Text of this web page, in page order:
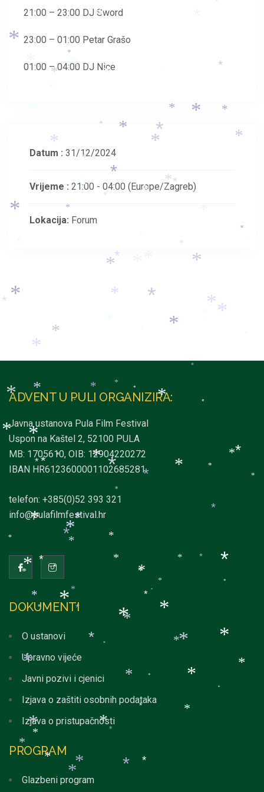
21:00 – 23:00 DJ Sword
23:00 – 01:00 Petar Grašo
01:00 – 04:00 DJ Nice
Datum : 31/12/2024
Vrijeme : 21:00 - 04:00 (Europe/Zagreb)
Lokacija: Forum
ADVENT U PULI ORGANIZIRA:
Javna ustanova Pula Film Festival
Uspon na Kaštel 2, 52100 PULA
MB: 1705610, OIB: 12904220272
IBAN HR6123600001102685281
telefon: +385(0)52 393 321
info@pulafilmfestival.hr
DOKUMENTI
O ustanovi
Upravno vijeće
Javni pozivi i cjenici
Izjava o zaštiti osobnih podataka
Izjava o pristupačnosti
PROGRAM
Glazbeni program
*
*
*
*
*
*
*
*
*
*
*
*
*
*
*
*
*
*
*
*
*
*
*
*
*
*
*
*
*
*
*
*
*
*
*
*
*
*
*
*
*
*
*
*
*
*
*
*
*
*
*
*
*
*
*
*
*
*
*
*
*
*
*
*
*
*
*
*
*
*
*
*
*
*
*
*
*
*
*
*
*
*
*
*
*
*
*
*
*
*
*
*
*
*
*
*
*
*
*
*
*
*